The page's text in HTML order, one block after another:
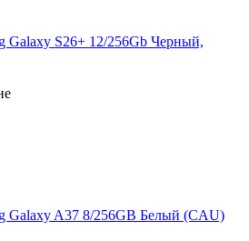
Galaxy S26+ 12/256Gb Черный,
Galaxy A37 8/256GB Белый (CAU)